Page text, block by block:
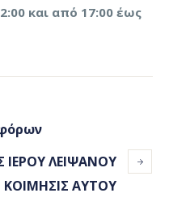
και από 17:00 έως
ΛΕΙΨΑΝΟΥ
ΚΟΙΜΗΣΙΣ ΑΥΤΟΥ